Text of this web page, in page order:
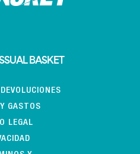
BASKET
GASTOS
LEGAL